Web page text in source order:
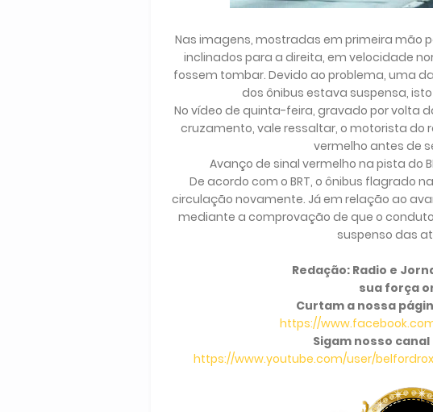
Nas imagens, mostradas em primeira mão
inclinados para a direita, em velocidade
fossem tombar. Devido ao problema, uma
dos ônibus estava suspensa,
No vídeo de quinta-feira, gravado por volta
cruzamento, vale ressaltar, o motorista do
vermelho antes de
Avanço de sinal vermelho na pista do
De acordo com o BRT, o ônibus flagrado
circulação novamente. Já em relação ao
mediante a comprovação de que o
suspenso das
Redação: Radio e
sua força
Curtam a nossa
https://
Sigam nosso canal
https://www.youtube.com/user/